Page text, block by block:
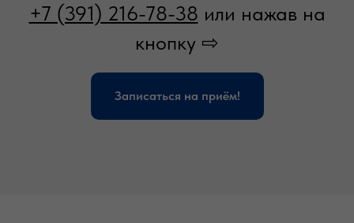
+7 (391) 216-78-38 или нажав на
кнопку ⇨
Записаться на приём!